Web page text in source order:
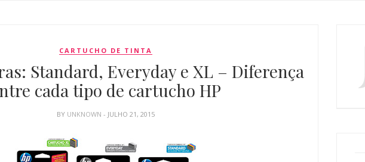
CARTUCHO DE TINTA
Standard, Everyday e XL – Diferença
cada tipo de cartucho HP
BY UNKNOWN- JULHO 21, 2015